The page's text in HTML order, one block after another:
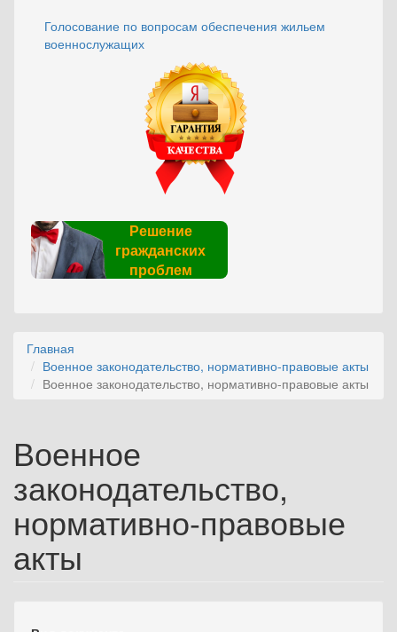
Голосование по вопросам обеспечения жильем
военнослужащих
Решение
гражданских
проблем
Главная
Военное законодательство, нормативно-правовые акты
Военное законодательство, нормативно-правовые акты
Военное
законодательство,
нормативно-правовые
акты